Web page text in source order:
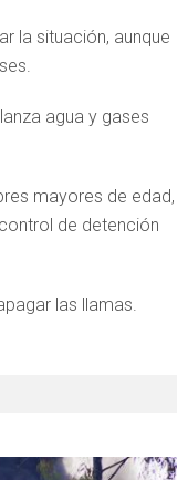
la situación, aunque
agua y gases
mayores de edad,
de detención
las llamas.